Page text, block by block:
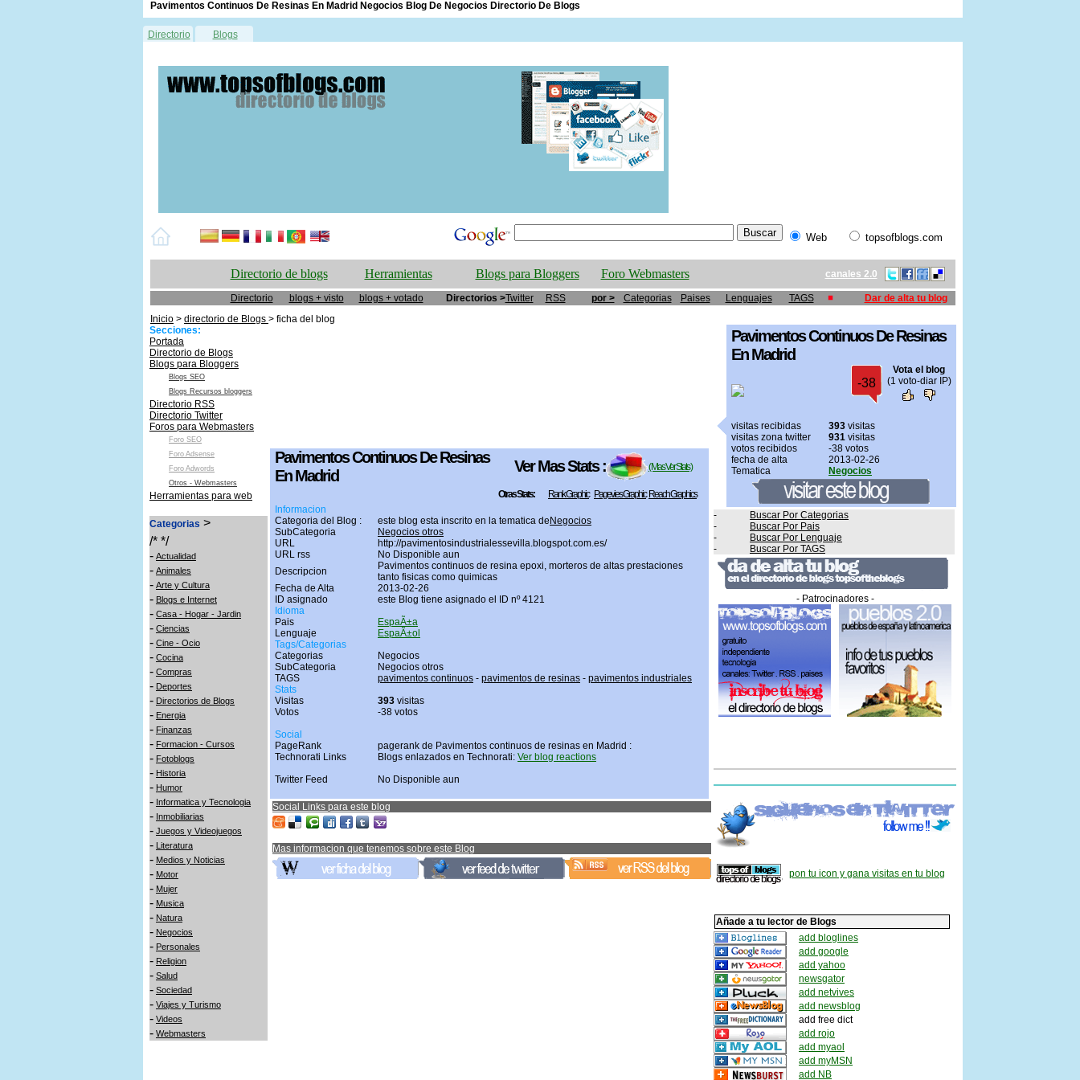
Pavimentos Continuos De Resinas En Madrid Negocios Blog De Negocios Directorio De Blogs
Directorio Blogs
Web topsofblogs.com
Directorio de blogs Herramientas Blogs para Bloggers Foro Webmasters canales 2.0
Directorio blogs + visto blogs + votado Directorios >Twitter RSS por > Categorias Paises Lenguajes TAGS
Dar de alta tu blog
Inicio > directorio de Blogs > ficha del blog
Secciones:
Portada
Directorio de Blogs
Blogs para Bloggers
Blogs SEO
Blogs Recursos bloggers
Directorio RSS
Directorio Twitter
Foros para Webmasters
Foro SEO
Foro Adsense
Foro Adwords
Otros - Webmasters
Herramientas para web
Categorias >
/* */
- Actualidad
- Animales
- Arte y Cultura
- Blogs e Internet
- Casa - Hogar - Jardin
- Ciencias
- Cine - Ocio
- Cocina
- Compras
- Deportes
- Directorios de Blogs
- Energia
- Finanzas
- Formacion - Cursos
- Fotoblogs
- Historia
- Humor
- Informatica y Tecnologia
- Inmobiliarias
- Juegos y Videojuegos
- Literatura
- Medios y Noticias
- Motor
- Mujer
- Musica
- Natura
- Negocios
- Personales
- Religion
- Salud
- Sociedad
- Viajes y Turismo
- Videos
- Webmasters
Pavimentos Continuos De Resinas
En Madrid
Ver Mas Stats : ( Mas Ver Stats )
Otras Stats: Rank Graphic Pagevies Graphic Reach Graphics
Informacion
Categoria del Blog :
este blog esta inscrito en la tematica de Negocios
SubCategoria
Negocios otros
URL
http://pavimentosindustrialessevilla.blogspot.com.es/
URL rss
No Disponible aun
Descripcion
Pavimentos continuos de resina epoxi, morteros de altas prestaciones
tanto fisicas como quimicas
Fecha de Alta
2013-02-26
ID asignado
este Blog tiene asignado el ID nº 4121
Idioma
Pais
EspaÃ±a
Lenguaje
EspaÃ±ol
Tags/Categorias
Categorias
Negocios
SubCategoria
Negocios otros
TAGS
pavimentos continuos - pavimentos de resinas - pavimentos industriales
Stats
Visitas
393 visitas
Votos
-38 votos
Social
PageRank
pagerank de Pavimentos continuos de resinas en Madrid :
Technorati Links
Blogs enlazados en Technorati: Ver blog reactions
Twitter Feed
No Disponible aun
Social Links para este blog
Mas informacion que tenemos sobre este Blog
Pavimentos Continuos De Resinas
En Madrid
-38
Vota el blog
(1 voto-diar IP)
visitas recibidas 393 visitas
visitas zona twitter
931 visitas
votos recibidos
-38 votos
fecha de alta
2013-02-26
Tematica
Negocios
-
Buscar Por Categorias
-
Buscar Por Pais
-
Buscar Por Lenguaje
-
Buscar Por TAGS
- Patrocinadores -
pon tu icon y gana visitas en tu blog
Añade a tu lector de Blogs
add bloglines
add google
add yahoo
newsgator
add netvives
add newsblog
add free dict
add rojo
add myaol
add myMSN
add NB